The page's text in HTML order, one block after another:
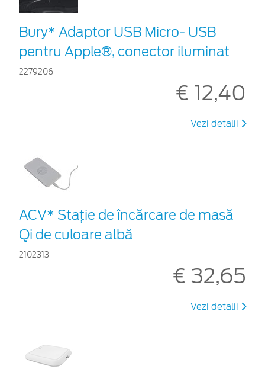
Bury* Adaptor USB Micro- USB
pentru Apple®, conector iluminat
2279206
€ 12,40
Vezi detalii
ACV* Stație de încărcare de masă
Qi de culoare albă
2102313
€ 32,65
Vezi detalii